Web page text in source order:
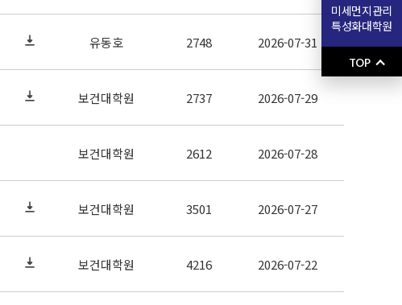
유동호 2748 2026-07-31
보건대학원 2737 2026-07-29
보건대학원 2612 2026-07-28
보건대학원 3501 2026-07-27
보건대학원 4216 2026-07-22
미세먼지관리
특성화대학원
TOP